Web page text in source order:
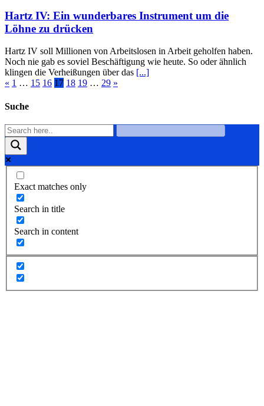
Hartz IV: Ein wunderbares Instrument um die
Löhne zu drücken
Hartz IV soll Millionen von Arbeitslosen in Arbeit geholfen haben.
Noch nie gab es soviel Beschäftigung wie heute. So oder ähnlich
klingen die Verheißungen über das [...]
« 1 … 15 16 17 18 19 … 29 »
Suche
Exact matches only
Search in title
Search in content